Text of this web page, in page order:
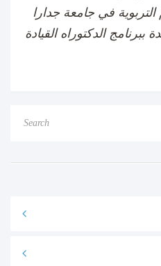
التربوية في جامعة جدارا
الدكتوراه القيادة